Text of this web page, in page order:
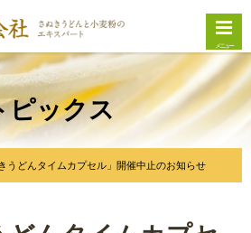
メニュー
ピックス
きうどんタイムカプセル」開催中止のお知らせ